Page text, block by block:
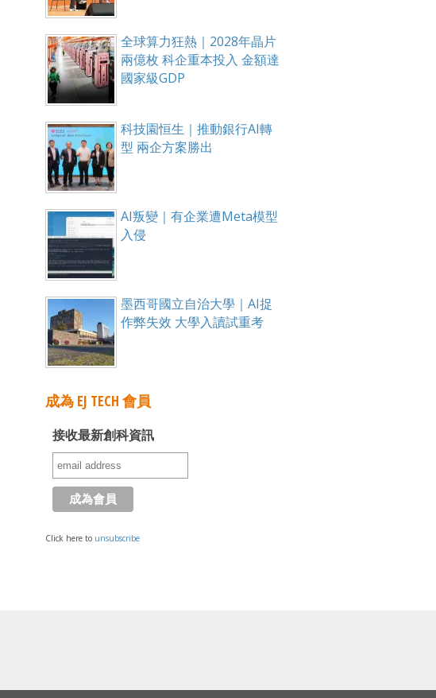
全球算力狂熱｜2028年晶片
兩億枚 科企重本投入 金額達
國家級GDP
科技園恒生｜推動銀行AI轉
型 兩企方案勝出
AI叛變｜有企業遭Meta模型
入侵
墨西哥國立自治大學｜AI捉
作弊失效 大學入讀試重考
成為 EJ TECH 會員
接收最新創科資訊
Click here to unsubscribe